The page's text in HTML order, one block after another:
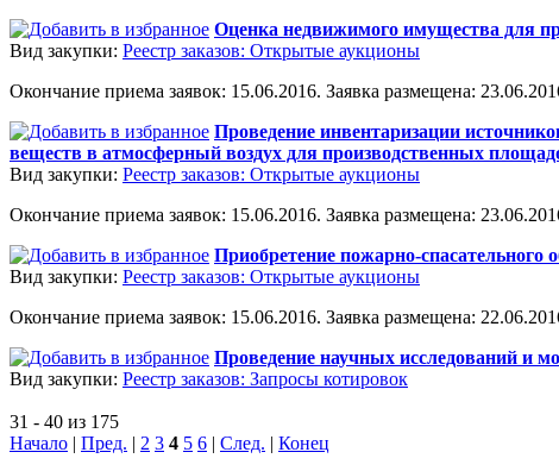
Оценка недвижимого имущества для
Вид закупки: Реестр заказов: Открытые аукционы
Окончание приема заявок: 15.06.2016. Заявка размещена:
Проведение инвентаризации
веществ в атмосферный воздух для производственных
Вид закупки: Реестр заказов: Открытые аукционы
Окончание приема заявок: 15.06.2016. Заявка размещена:
Приобретение пожарно-
Вид закупки: Реестр заказов: Открытые аукционы
Окончание приема заявок: 15.06.2016. Заявка размещена:
Проведение научных исследований и
Вид закупки: Реестр заказов: Запросы котировок
31 - 40 из 175
Начало | Пред. | 2 3 4 5 6 | След. | Конец